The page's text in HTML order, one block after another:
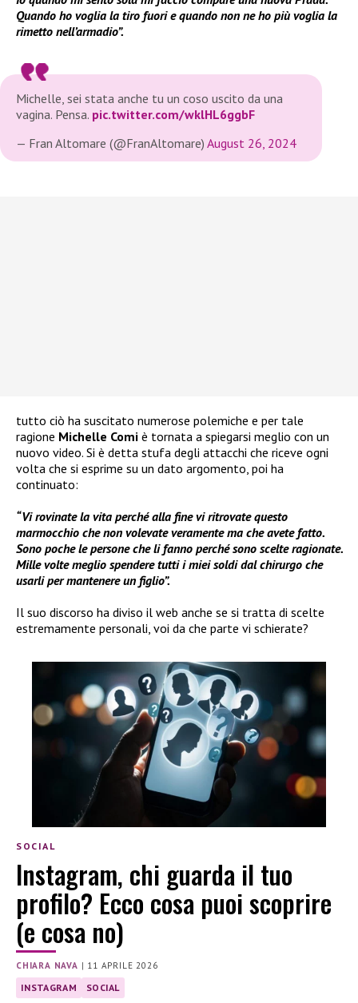
Quando ho voglia la tiro fuori e quando non ne ho più voglia la
rimetto nell’armadio”.
Michelle, sei stata anche tu un coso uscito da una
vagina. Pensa. pic.twitter.com/wklHL6ggbF
— Fran Altomare (@FranAltomare) August 26, 2024
tutto ciò ha suscitato numerose polemiche e per tale
ragione Michelle Comi è tornata a spiegarsi meglio con un
nuovo video. Si è detta stufa degli attacchi che riceve ogni
volta che si esprime su un dato argomento, poi ha
continuato:
“Vi rovinate la vita perché alla fine vi ritrovate questo
marmocchio che non volevate veramente ma che avete fatto.
Sono poche le persone che li fanno perché sono scelte ragionate.
Mille volte meglio spendere tutti i miei soldi dal chirurgo che
usarli per mantenere un figlio”.
Il suo discorso ha diviso il web anche se si tratta di scelte
estremamente personali, voi da che parte vi schierate?
SOCIAL
Instagram, chi guarda il tuo
profilo? Ecco cosa puoi scoprire
(e cosa no)
CHIARA NAVA | 11 APRILE 2026
INSTAGRAM SOCIAL